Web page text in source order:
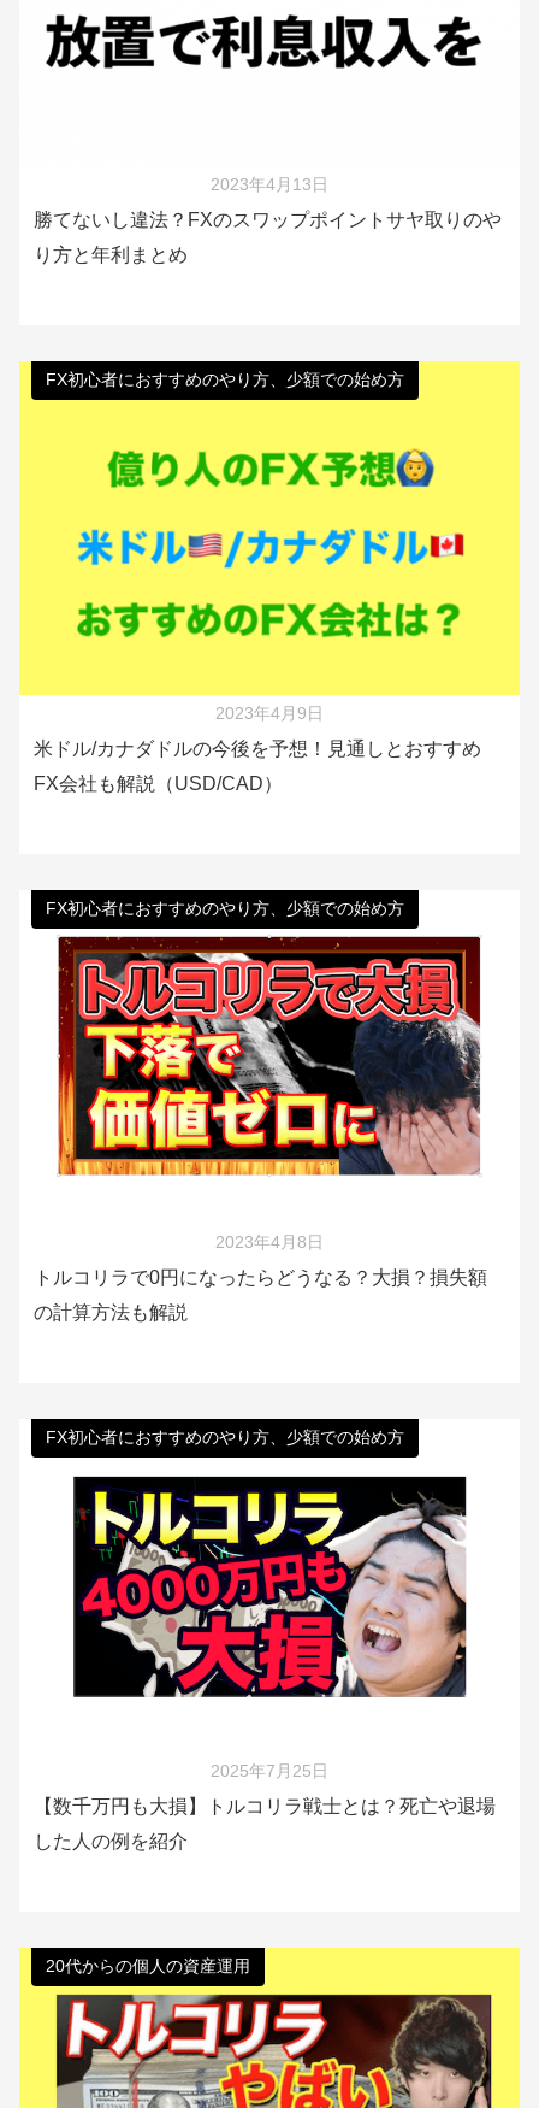
2023年4月13日
勝てないし違法？FXのスワップポイントサヤ取りのや
り方と年利まとめ
FX初心者におすすめのやり方、少額での始め方
2023年4月9日
米ドル/カナダドルの今後を予想！見通しとおすすめ
FX会社も解説（USD/CAD）
FX初心者におすすめのやり方、少額での始め方
2023年4月8日
トルコリラで0円になったらどうなる？大損？損失額
の計算方法も解説
FX初心者におすすめのやり方、少額での始め方
2025年7月25日
【数千万円も大損】トルコリラ戦士とは？死亡や退場
した人の例を紹介
20代からの個人の資産運用